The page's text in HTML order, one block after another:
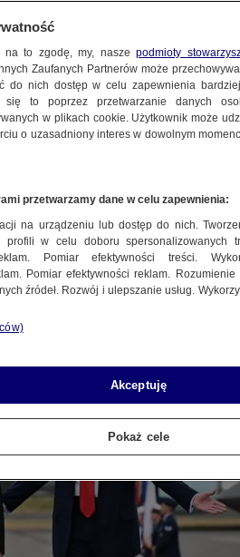
europejskich
na to zgodę, my, naszepodmioty
Zaufanych Partnerów może
do nich dostęp w celu zapewnienia
się to poprzez przetwarzanie danych
w plikach cookie. Użytkownik może
o uzasadniony interes w dowolnym
przetwarzamy dane w celu zapewnienia:
na urządzeniu lub dostęp do nich.
profili w celu doboru spersonalizowanych
Pomiar efektywności treści.
Pomiar efektywności reklam.
źródeł. Rozwój i ulepszanie usług.
Akceptuję
Pokaż cele